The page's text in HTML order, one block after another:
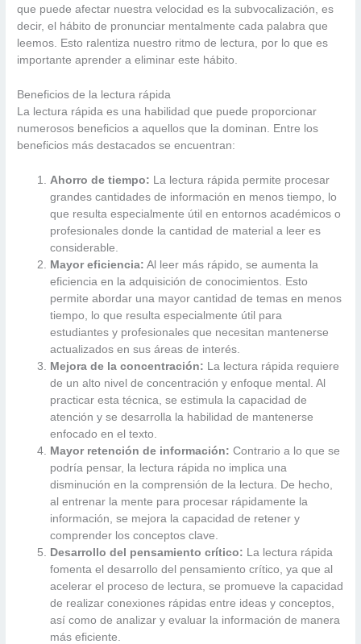
que puede afectar nuestra velocidad es la subvocalización, es
decir, el hábito de pronunciar mentalmente cada palabra que
leemos. Esto ralentiza nuestro ritmo de lectura, por lo que es
importante aprender a eliminar este hábito.
Beneficios de la lectura rápida
La lectura rápida es una habilidad que puede proporcionar
numerosos beneficios a aquellos que la dominan. Entre los
beneficios más destacados se encuentran:
Ahorro de tiempo: La lectura rápida permite procesar
grandes cantidades de información en menos tiempo, lo
que resulta especialmente útil en entornos académicos o
profesionales donde la cantidad de material a leer es
considerable.
Mayor eficiencia: Al leer más rápido, se aumenta la
eficiencia en la adquisición de conocimientos. Esto
permite abordar una mayor cantidad de temas en menos
tiempo, lo que resulta especialmente útil para
estudiantes y profesionales que necesitan mantenerse
actualizados en sus áreas de interés.
Mejora de la concentración: La lectura rápida requiere
de un alto nivel de concentración y enfoque mental. Al
practicar esta técnica, se estimula la capacidad de
atención y se desarrolla la habilidad de mantenerse
enfocado en el texto.
Mayor retención de información: Contrario a lo que se
podría pensar, la lectura rápida no implica una
disminución en la comprensión de la lectura. De hecho,
al entrenar la mente para procesar rápidamente la
información, se mejora la capacidad de retener y
comprender los conceptos clave.
Desarrollo del pensamiento crítico: La lectura rápida
fomenta el desarrollo del pensamiento crítico, ya que al
acelerar el proceso de lectura, se promueve la capacidad
de realizar conexiones rápidas entre ideas y conceptos,
así como de analizar y evaluar la información de manera
más eficiente.